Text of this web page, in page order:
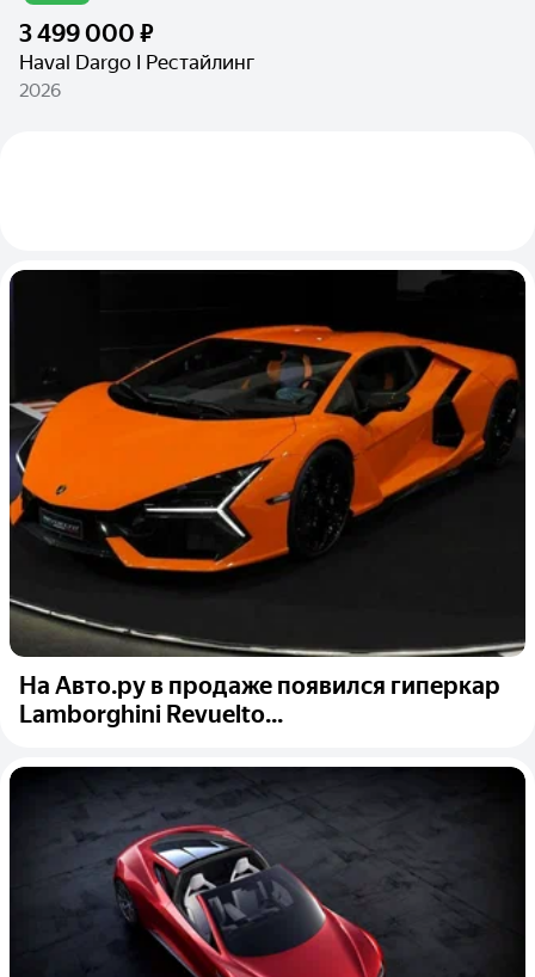
3 499 000 ₽
Haval Dargo I Рестайлинг
2026
На Авто.ру в продаже появился гиперкар
Lamborghini Revuelto...